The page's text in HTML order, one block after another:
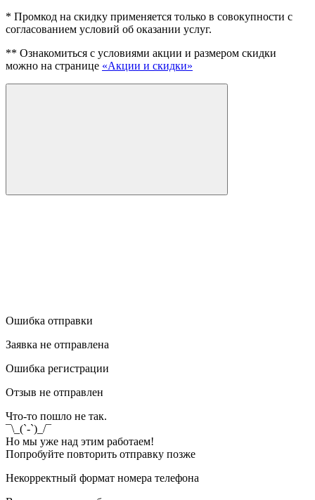
* Промкод на скидку применяется только в совокупности с
согласованием условий об оказании услуг.
** Ознакомиться с условиями акции и размером скидки
можно на странице «Акции и скидки»
Ошибка отправки
Заявка не отправлена
Ошибка регистрации
Отзыв не отправлен
Что-то пошло не так.
¯\_(`-`)_/¯
Но мы уже над этим работаем!
Попробуйте повторить отправку позже
Некорректный формат номера телефона